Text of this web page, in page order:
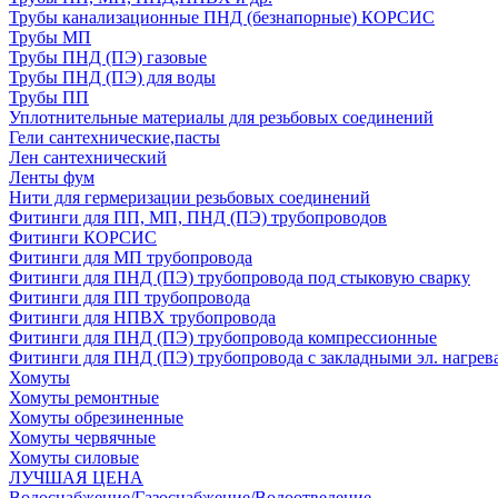
Трубы канализационные ПНД (безнапорные) КОРСИС
Трубы МП
Трубы ПНД (ПЭ) газовые
Трубы ПНД (ПЭ) для воды
Трубы ПП
Уплотнительные материалы для резьбовых соединений
Гели сантехнические,пасты
Лен сантехнический
Ленты фум
Нити для гермеризации резьбовых соединений
Фитинги для ПП, МП, ПНД (ПЭ) трубопроводов
Фитинги КОРСИС
Фитинги для МП трубопровода
Фитинги для ПНД (ПЭ) трубопровода под стыковую сварку
Фитинги для ПП трубопровода
Фитинги для НПВХ трубопровода
Фитинги для ПНД (ПЭ) трубопровода компрессионные
Фитинги для ПНД (ПЭ) трубопровода с закладными эл.
Хомуты
Хомуты ремонтные
Хомуты обрезиненные
Хомуты червячные
Хомуты силовые
ЛУЧШАЯ ЦЕНА